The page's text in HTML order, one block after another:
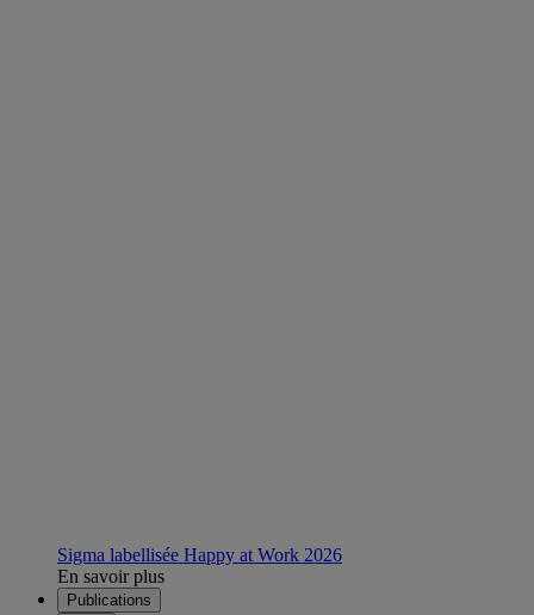
Sigma labellisée Happy at Work 2026
En savoir plus
Publications